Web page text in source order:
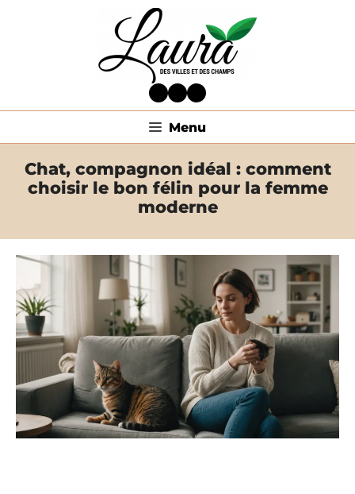
Facebook Twitter LinkedIn
Menu
Chat, compagnon idéal : comment
choisir le bon félin pour la femme
moderne